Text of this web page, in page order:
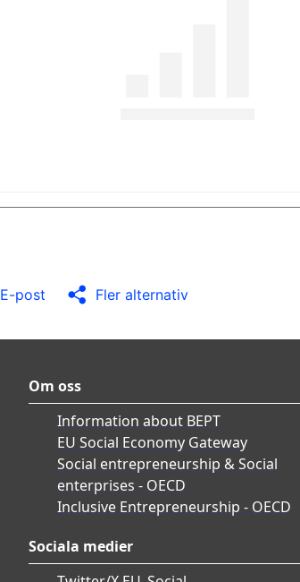
E-post Fler alternativ
Om oss
Information about BEPT
EU Social Economy Gateway
Social entrepreneurship & Social
enterprises - OECD
Inclusive Entrepreneurship - OECD
Sociala medier